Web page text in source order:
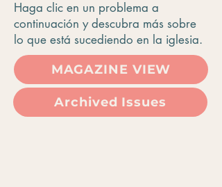
Haga clic en un problema a
continuación y descubra más sobre
lo que está sucediendo en la iglesia.
MAGAZINE VIEW
Archived Issues